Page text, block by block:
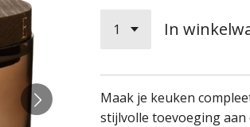
In
Maak je keuken
stijlvolle toevoeging aan